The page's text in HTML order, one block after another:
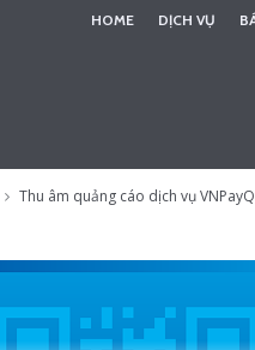
HOME DỊCH VỤ
Thu âm quảng cáo dịch vụ